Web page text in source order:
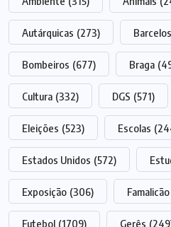
Autárquicas (273) Barcelos
Bombeiros (677) Braga
Cultura (332) DGS (571)
Eleições (523) Escolas
Estados Unidos (572)
Exposição (306) Famalicão
Futebol (1709) Gerês